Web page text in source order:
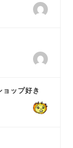
ップ好き